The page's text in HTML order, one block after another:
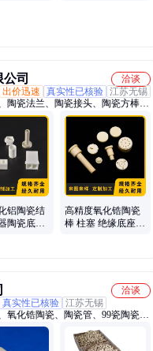
司
洽谈
出价迅速 真实性已核验 江苏无锡
陶瓷法兰、陶瓷接头、陶瓷方棒、
陶瓷滑轮、陶瓷灯座、汽车陶瓷、
电器陶瓷、绝缘陶瓷、电阻陶瓷、
座、螺纹陶瓷套、陶瓷异形件、氧
铝陶瓷结
陶瓷底座
高精度氧化锆陶瓷
棒 柱塞 绝缘底座
洽谈
真实性已核验 江苏无锡
氧化锆陶瓷、陶瓷管、99瓷陶瓷、
陶瓷底座、异形陶瓷、电器陶瓷、
瓷配件、95氧化铝